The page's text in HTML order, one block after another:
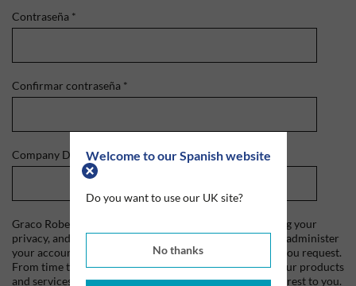
Welcome to our Spanish website
Do you want to use our UK site?
No thanks
Contraseña *
Confirmar contraseña *
Company Domain*
Graco Roberts is committed to protecting and respecting your
privacy, and we'll only use your personal information to administer
your account and to provide the products and services you request.
From time to time, we would like to contact you about our products
and services, as well as other content that may be of interest to you.